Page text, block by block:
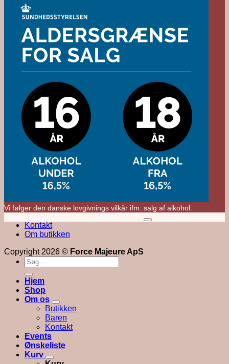
Vi følger den danske lovgivnings vilkår ifm. salg af alkohol.
Kontakt
Om butikken
Copyright 2026 © Force Majeure ApS
Søg
efter:
Hjem
Shop
Om os
Butikken
Baren
Kontakt
Events
Ønskeliste
Kurv